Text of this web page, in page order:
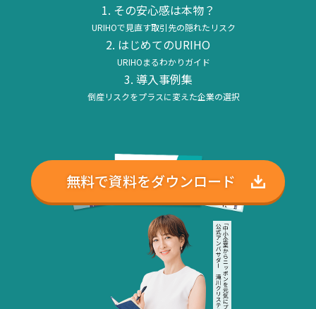
その安心感は本物？
URIHOで見直す取引先の隠れたリスク
はじめてのURIHO
URIHOまるわかりガイド
導入事例集
倒産リスクをプラスに変えた企業の選択
無料で資料をダウンロード